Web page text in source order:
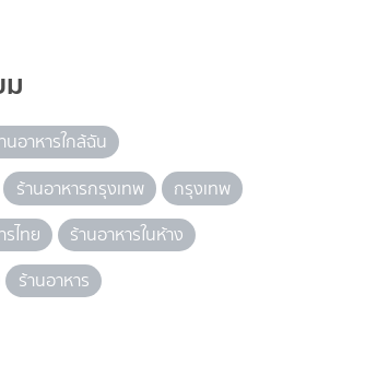
นอาหารใกล้ฉัน
ร้านอาหารกรุงเทพ
กรุงเทพ
รไทย
ร้านอาหารในห้าง
ร้านอาหาร